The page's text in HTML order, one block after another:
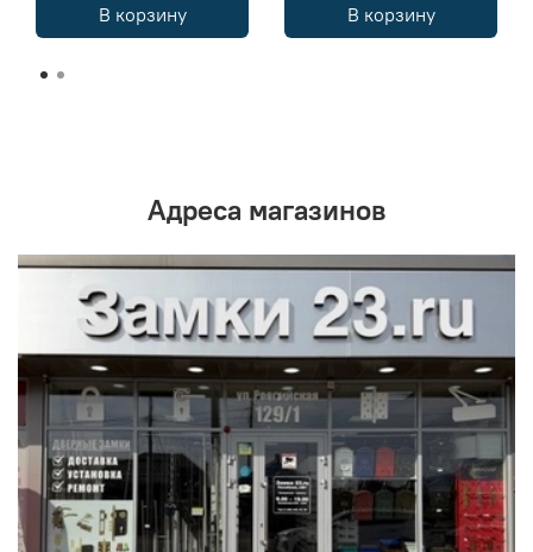
В корзину В корзину
Адреса магазинов